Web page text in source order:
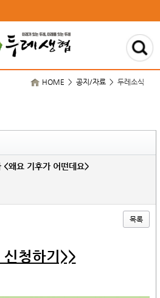
HOME > 공지/자료 > 두레소식
왜요 기후가 어떤데요>
목록
신청하기>>